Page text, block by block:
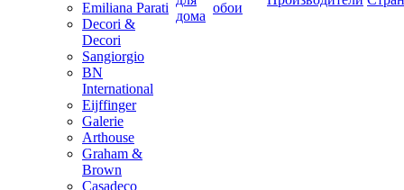
Emiliana Parati
Decori &
Decori
Sangiorgio
BN
International
Eijffinger
Galerie
Arthouse
Graham &
Brown
Casadeco
дома
обои